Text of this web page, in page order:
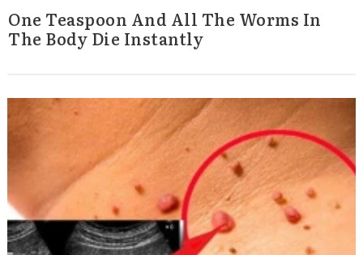
One Teaspoon And All The Worms In
The Body Die Instantly